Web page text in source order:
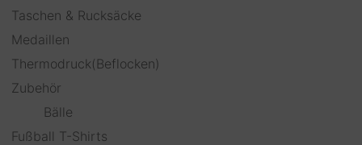
Taschen & Rucksäcke
Medaillen
Thermodruck(Beflocken)
Zubehör
Bälle
Fußball T-Shirts